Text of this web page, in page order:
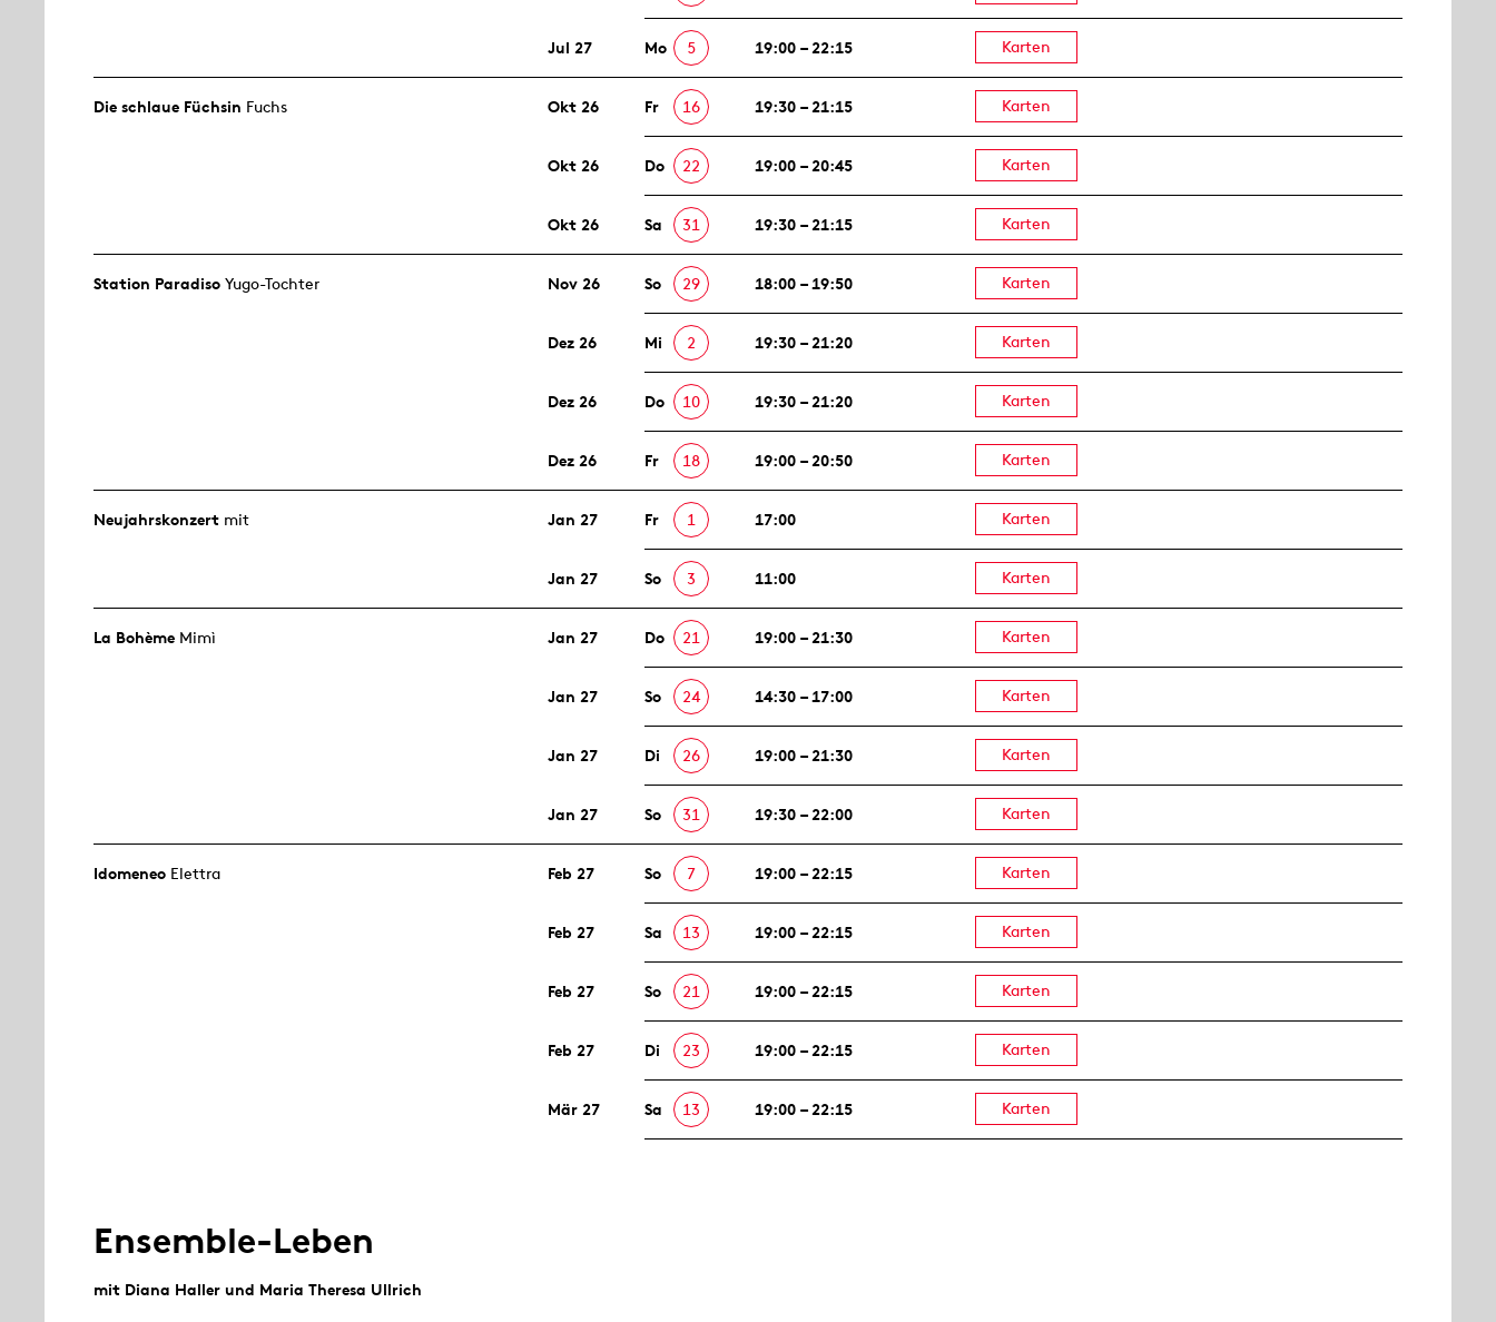
Jul 27 Mo 5 19:00 – 22:15 Karten
Die schlaue Füchsin Fuchs Okt 26 Fr 16 19:30 – 21:15 Karten
Okt 26 Do 22 19:00 – 20:45 Karten
Okt 26 Sa 31 19:30 – 21:15 Karten
Station Paradiso Yugo-Tochter Nov 26 So 29 18:00 – 19:50 Karten
Dez 26 Mi 2 19:30 – 21:20 Karten
Dez 26 Do 10 19:30 – 21:20 Karten
Dez 26 Fr 18 19:00 – 20:50 Karten
Neujahrs­konzert mit Jan 27 Fr 1 17:00 Karten
Jan 27 So 3 11:00 Karten
La Bohème Mimì Jan 27 Do 21 19:00 – 21:30 Karten
Jan 27 So 24 14:30 – 17:00 Karten
Jan 27 Di 26 19:00 – 21:30 Karten
Jan 27 So 31 19:30 – 22:00 Karten
Idomeneo Elettra Feb 27 So 7 19:00 – 22:15 Karten
Feb 27 Sa 13 19:00 – 22:15 Karten
Feb 27 So 21 19:00 – 22:15 Karten
Feb 27 Di 23 19:00 – 22:15 Karten
Mär 27 Sa 13 19:00 – 22:15 Karten
Ensemble-Leben
mit Diana Haller und Maria Theresa Ullrich